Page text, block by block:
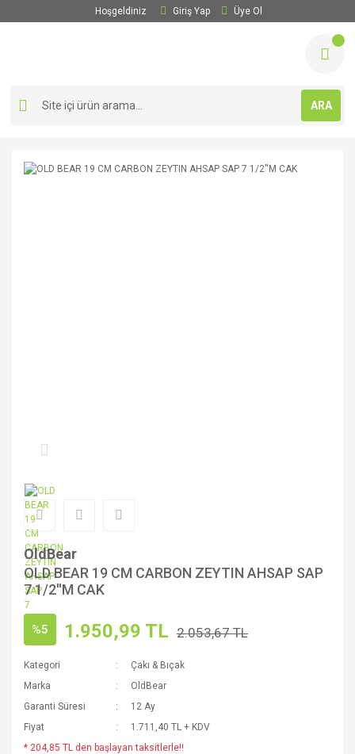
Hoşgeldiniz Giriş Yap Üye Ol
ARA
OldBear
OLD BEAR 19 CM CARBON ZEYTIN AHSAP SAP
7 1/2''M CAK
%5 1.950,99 TL 2.053,67 TL
Kategori
Çakı & Bıçak
Marka
OldBear
Garanti Süresi
12 Ay
Fiyat
1.711,40 TL + KDV
* 204,85 TL den başlayan taksitlerle!!